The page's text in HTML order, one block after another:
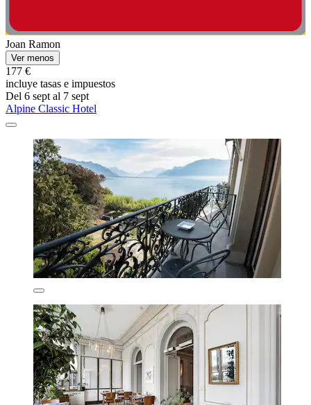
Joan Ramon
Ver menos
177 €
incluye tasas e impuestos
Del 6 sept al 7 sept
Alpine Classic Hotel